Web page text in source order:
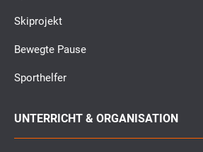
Skiprojekt
Bewegte Pause
Sporthelfer
UNTERRICHT & ORGANISATION